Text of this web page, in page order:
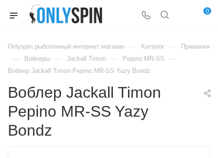
0
Onlyspin рыболовный интернет магазин — Каталог — Приманки
— Воблеры — Jackall Timon — Pepino MR-SS —
Воблер Jackall Timon Pepino MR-SS Yazy Bondz
Воблер Jackall Timon
Pepino MR-SS Yazy
Bondz